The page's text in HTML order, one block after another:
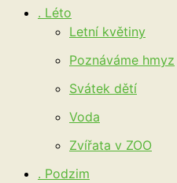
. Léto
Letní květiny
Poznáváme hmyz
Svátek dětí
Voda
Zvířata v ZOO
. Podzim